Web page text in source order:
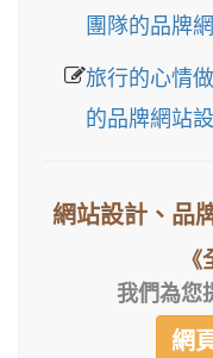
團隊的品牌
旅行的心情
的品牌網站
網站設計、品
我們為您
網